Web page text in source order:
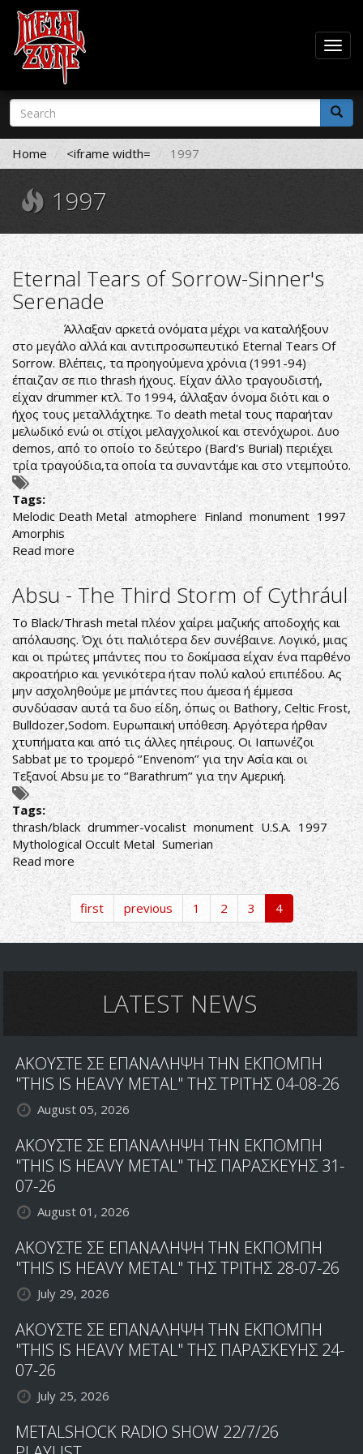
Skip
main
content
Search
form
Search
Home <iframe width= 1997
1997
Eternal Tears of Sorrow-Sinner's
Serenade
Άλλαξαν αρκετά ονόματα μέχρι να καταλήξουν
στο μεγάλο αλλά και αντιπροσωπευτικό Eternal Tears Of
Sorrow. Βλέπεις, τα προηγούμενα χρόνια (1991-94)
έπαιζαν σε πιο thrash ήχους. Είχαν άλλο τραγουδιστή,
είχαν drummer κτλ. Το 1994, άλλαξαν όνομα διότι και ο
ήχος τους μεταλλάχτηκε. Το death metal τους παραήταν
μελωδικό ενώ οι στίχοι μελαγχολικοί και στενόχωροι. Δυο
demos, από το οποίο το δεύτερο (Bard's Burial) περιέχει
τρία τραγούδια,τα οποία τα συναντάμε και στο ντεμπούτο.
Tags:
Melodic Death Metal atmophere Finland monument 1997
Amorphis
Read more about
Eternal
Tears
of
Sorrow-
Sinner's
Serenade
Absu - The Third Storm of Cythrául
Το Black/Thrash metal πλέον χαίρει μαζικής αποδοχής και
απόλαυσης. Όχι ότι παλιότερα δεν συνέβαινε. Λογικό, μιας
και οι πρώτες μπάντες που το δοκίμασα είχαν ένα παρθένο
ακροατήριο και γενικότερα ήταν πολύ καλού επιπέδου. Ας
μην ασχοληθούμε με μπάντες που άμεσα ή έμμεσα
συνδύασαν αυτά τα δυο είδη, όπως οι Bathory, Celtic Frost,
Bulldozer,Sodom. Ευρωπαική υπόθεση. Αργότερα ήρθαν
χτυπήματα και από τις άλλες ηπέιρους. Οι Ιαπωνέζοι
Sabbat με το τρομερό ‘’Envenom’’ για την Ασία και οι
Τεξανοί Absu με το ‘’Barathrum’’ για την Αμερική.
Tags:
thrash/black drummer-vocalist monument U.S.A. 1997
Mythological Occult Metal Sumerian
Read more about
Absu
-
The
Third
Storm
first previous 1 2 3 4
LATEST NEWS
ΑΚΟΥΣΤΕ ΣΕ ΕΠΑΝΑΛΗΨΗ ΤΗΝ ΕΚΠΟΜΠΗ
"THIS IS HEAVY METAL" ΤΗΣ ΤΡΙΤΗΣ 04-08-26
August 05, 2026
ΑΚΟΥΣΤΕ ΣΕ ΕΠΑΝΑΛΗΨΗ ΤΗΝ ΕΚΠΟΜΠΗ
"THIS IS HEAVY METAL" ΤΗΣ ΠΑΡΑΣΚΕΥΗΣ 31-
07-26
August 01, 2026
ΑΚΟΥΣΤΕ ΣΕ ΕΠΑΝΑΛΗΨΗ ΤΗΝ ΕΚΠΟΜΠΗ
"THIS IS HEAVY METAL" ΤΗΣ ΤΡΙΤΗΣ 28-07-26
July 29, 2026
ΑΚΟΥΣΤΕ ΣΕ ΕΠΑΝΑΛΗΨΗ ΤΗΝ ΕΚΠΟΜΠΗ
"THIS IS HEAVY METAL" ΤΗΣ ΠΑΡΑΣΚΕΥΗΣ 24-
07-26
July 25, 2026
METALSHOCK RADIO SHOW 22/7/26